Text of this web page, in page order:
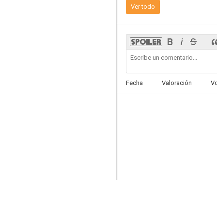
Ver todo
Fecha Valoración